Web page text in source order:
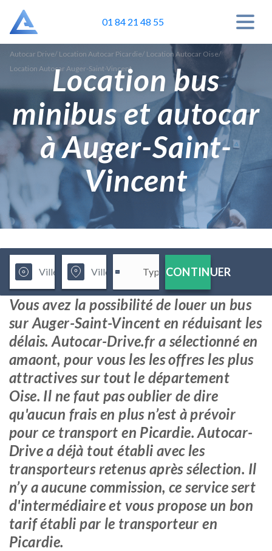
01 84 21 48 55
Autocar Drive/ Location Autocar Picardie/ Location Autocar Oise/
Location Autocar Auger-Saint-Vincent
Location bus
minibus et autocar
à Auger-Saint-
Vincent
CONTINUER
Vous avez la possibilité de louer un bus
sur Auger-Saint-Vincent en réduisant les
délais. Autocar-Drive.fr a sélectionné en
amaont, pour vous les les offres les plus
attractives sur tout le département
Oise. Il ne faut pas oublier de dire
qu'aucun frais en plus n’est à prévoir
pour ce transport en Picardie. Autocar-
Drive a déjà tout établi avec les
transporteurs retenus après sélection. Il
n’y a aucune commission, ce service sert
d'intermédiaire et vous propose un bon
tarif établi par le transporteur en
Picardie.